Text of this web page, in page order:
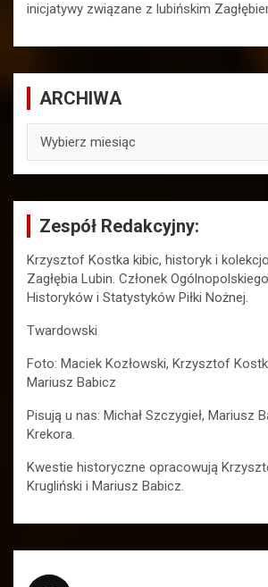
inicjatywy związane z lubińskim
ARCHIWA
Zespół Redakcyjny:
Krzysztof Kostka kibic, historyk i
Zagłębia Lubin. Członek
Historyków i Statystyków Piłki Nożnej.
Twardowski
Foto: Maciek Kozłowski, Krzysztof
Mariusz Babicz
Pisują u nas: Michał Szczygieł, Mariusz
Krekora.
Kwestie historyczne opracowują
Krugliński i Mariusz Babicz.